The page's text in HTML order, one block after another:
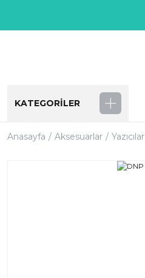
KATEGORİLER
Anasayfa Aksesuarlar Yazıcılar